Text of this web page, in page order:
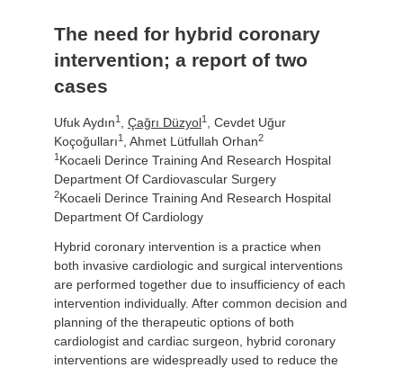
The need for hybrid coronary
intervention; a report of two
cases
Ufuk Aydın1 Çağrı Düzyol1
, Cevdet Uğur
Koçoğulları1 , Ahmet Lütfullah Orhan2
1 Kocaeli Derince Training And Research Hospital
Department Of Cardiovascular Surgery
2Kocaeli Derince Training And Research Hospital
Department Of Cardiology
Hybrid coronary intervention is a practice when
both invasive cardiologic and surgical interventions
are performed together due to insufficiency of each
intervention individually. After common decision and
planning of the therapeutic options of both
cardiologist and cardiac surgeon, hybrid coronary
interventions are widespreadly used to reduce the